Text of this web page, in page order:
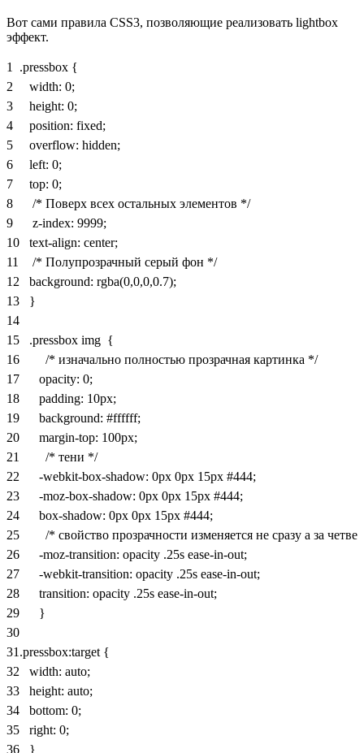
Вот сами правила CSS3, позволяющие реализовать lightbox
эффект.
1
2
3
4
5
6
7
8
9
10
11
12
13
14
15
16
17
18
19
20
21
22
23
24
25
26
27
28
29
30
31
32
33
34
35
36
.pressbox {
width: 0;
height: 0;
position: fixed;
overflow: hidden;
left: 0;
top: 0;
/* Поверх всех остальных элементов */
z-index: 9999;
text-align: center;
/* Полупрозрачный серый фон */
background: rgba(0,0,0,0.7);
}
.pressbox img {
/* изначально полностью прозрачная картинка */
opacity: 0;
padding: 10px;
background: #ffffff;
margin-top: 100px;
/* тени */
-webkit-box-shadow: 0px 0px 15px #444;
-moz-box-shadow: 0px 0px 15px #444;
box-shadow: 0px 0px 15px #444;
/* свойство прозрачности изменяется не сразу а за
-moz-transition: opacity .25s ease-in-out;
-webkit-transition: opacity .25s ease-in-out;
transition: opacity .25s ease-in-out;
}
.pressbox:target {
width: auto;
height: auto;
bottom: 0;
right: 0;
}